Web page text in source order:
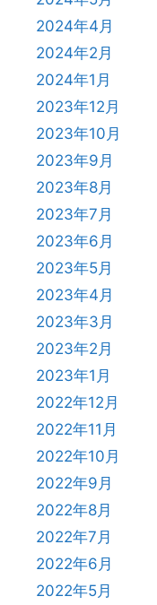
2024年4月
2024年2月
2024年1月
2023年12月
2023年10月
2023年9月
2023年8月
2023年7月
2023年6月
2023年5月
2023年4月
2023年3月
2023年2月
2023年1月
2022年12月
2022年11月
2022年10月
2022年9月
2022年8月
2022年7月
2022年6月
2022年5月